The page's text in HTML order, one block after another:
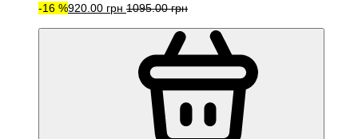
-16 %920.00 грн 1095.00 грн